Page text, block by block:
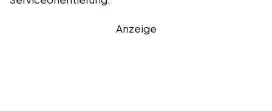
Anzeige